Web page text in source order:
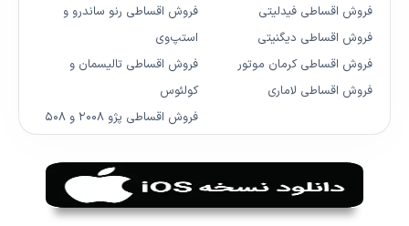
فروش اقساطی فیدلیتی
فروش اقساطی دیگنیتی
فروش اقساطی کرمان موتور
فروش اقساطی لاماری
فروش اقساطی رنو ساندرو و
استپ‌وی
فروش اقساطی تالیسمان و
کولئوس
فروش اقساطی پژو ۲۰۰۸ و ۵۰۸